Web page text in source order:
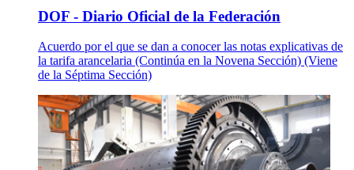
DOF - Diario Oficial de la Federación
Acuerdo por el que se dan a conocer las notas explicativas de
la tarifa arancelaria (Continúa en la Novena Sección) (Viene
de la Séptima Sección)